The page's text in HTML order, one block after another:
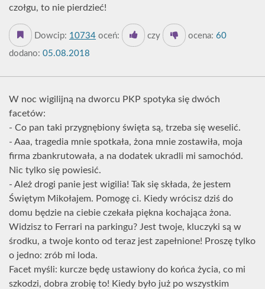
czołgu, to nie pierdzieć!
Dowcip: 10734 oceń: czy ocena: 60
dodano: 05.08.2018
W noc wigilijną na dworcu PKP spotyka się dwóch
facetów:
- Co pan taki przygnębiony święta są, trzeba się weselić.
- Aaa, tragedia mnie spotkała, żona mnie zostawiła, moja
firma zbankrutowała, a na dodatek ukradli mi samochód.
Nic tylko się powiesić.
- Ależ drogi panie jest wigilia! Tak się składa, że jestem
Świętym Mikołajem. Pomogę ci. Kiedy wrócisz dziś do
domu będzie na ciebie czekała piękna kochająca żona.
Widzisz to Ferrari na parkingu? Jest twoje, kluczyki są w
środku, a twoje konto od teraz jest zapełnione! Proszę tylko
o jedno: zrób mi loda.
Facet myśli: kurcze będę ustawiony do końca życia, co mi
szkodzi, dobra zrobię to! Kiedy było już po wszystkim